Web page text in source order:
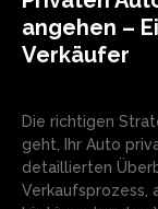
angehen –
Verkäufer
Die richtigen
geht, Ihr Auto
detaillierten
Verkaufsprozess,